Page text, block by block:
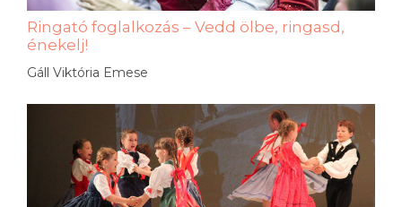
Ringató foglalkozás – Vedd ölbe, ringasd,
énekelj!
Gáll Viktória Emese